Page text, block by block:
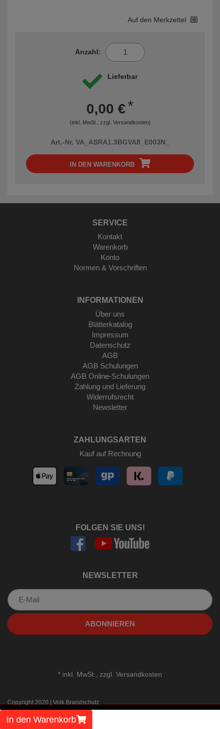
Auf den Merkzettel
Anzahl:
Lieferbar
0,00 €*
(inkl. MwSt., zzgl. Versandkosten)
Art.-Nr. VA_ASRA1.3BGVA8_E003N_
IN DEN WARENKORB
SERVICE
Kontakt
Warenkorb
Konto
Normen & Vorschriften
INFORMATIONEN
Über uns
Blätterkatalog
Impressum
Datenschutz
AGB
AGB Schulungen
AGB Online-Schulungen
Zahlung und Lieferung
Widerrufsrecht
Newsletter
ZAHLUNGSARTEN
Kauf auf Rechnung
FOLGEN SIE UNS!
NEWSLETTER
Newsletter
ABONNIEREN
* inkl. MwSt., zzgl. Versandkosten
Copyright 2020 | Volk Brandschutz
In den Warenkorb